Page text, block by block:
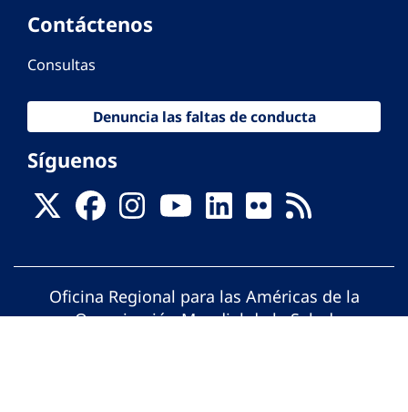
Contáctenos
Consultas
Denuncia las faltas de conducta
Síguenos
Oficina Regional para las Américas de la
Organización Mundial de la Salud